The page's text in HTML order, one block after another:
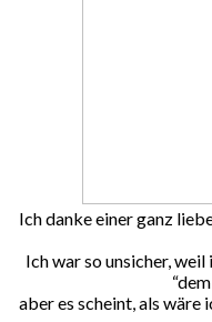
Ich danke einer ganz
Ich war so unsicher, weil
aber es scheint, als wäre